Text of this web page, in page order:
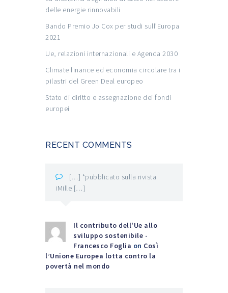
delle energie rinnovabili
Bando Premio Jo Cox per studi sull’Europa
2021
Ue, relazioni internazionali e Agenda 2030
Climate finance ed economia circolare tra i
pilastri del Green Deal europeo
Stato di diritto e assegnazione dei fondi
europei
RECENT COMMENTS
[…] *pubblicato sulla rivista
iMille […]
Il contributo dell'Ue allo
sviluppo sostenibile -
Francesco Foglia on Così
l’Unione Europea lotta contro la
povertà nel mondo